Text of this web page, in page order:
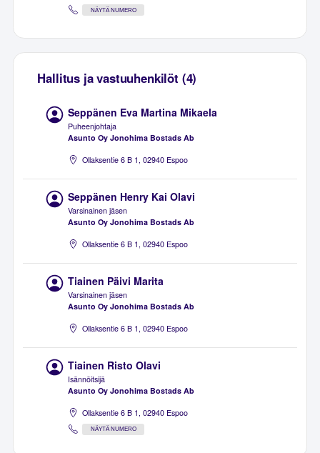
NÄYTÄ NUMERO
Hallitus ja vastuuhenkilöt (4)
Seppänen Eva Martina Mikaela
Puheenjohtaja
Asunto Oy Jonohima Bostads Ab
Ollaksentie 6 B 1, 02940 Espoo
Seppänen Henry Kai Olavi
Varsinainen jäsen
Asunto Oy Jonohima Bostads Ab
Ollaksentie 6 B 1, 02940 Espoo
Tiainen Päivi Marita
Varsinainen jäsen
Asunto Oy Jonohima Bostads Ab
Ollaksentie 6 B 1, 02940 Espoo
Tiainen Risto Olavi
Isännöitsijä
Asunto Oy Jonohima Bostads Ab
Ollaksentie 6 B 1, 02940 Espoo
NÄYTÄ NUMERO